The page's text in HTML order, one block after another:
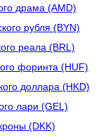
драма (AMD)
рубля (BYN)
реала (BRL)
форинта (HUF)
доллара (HKD)
лари (GEL)
(DKK)